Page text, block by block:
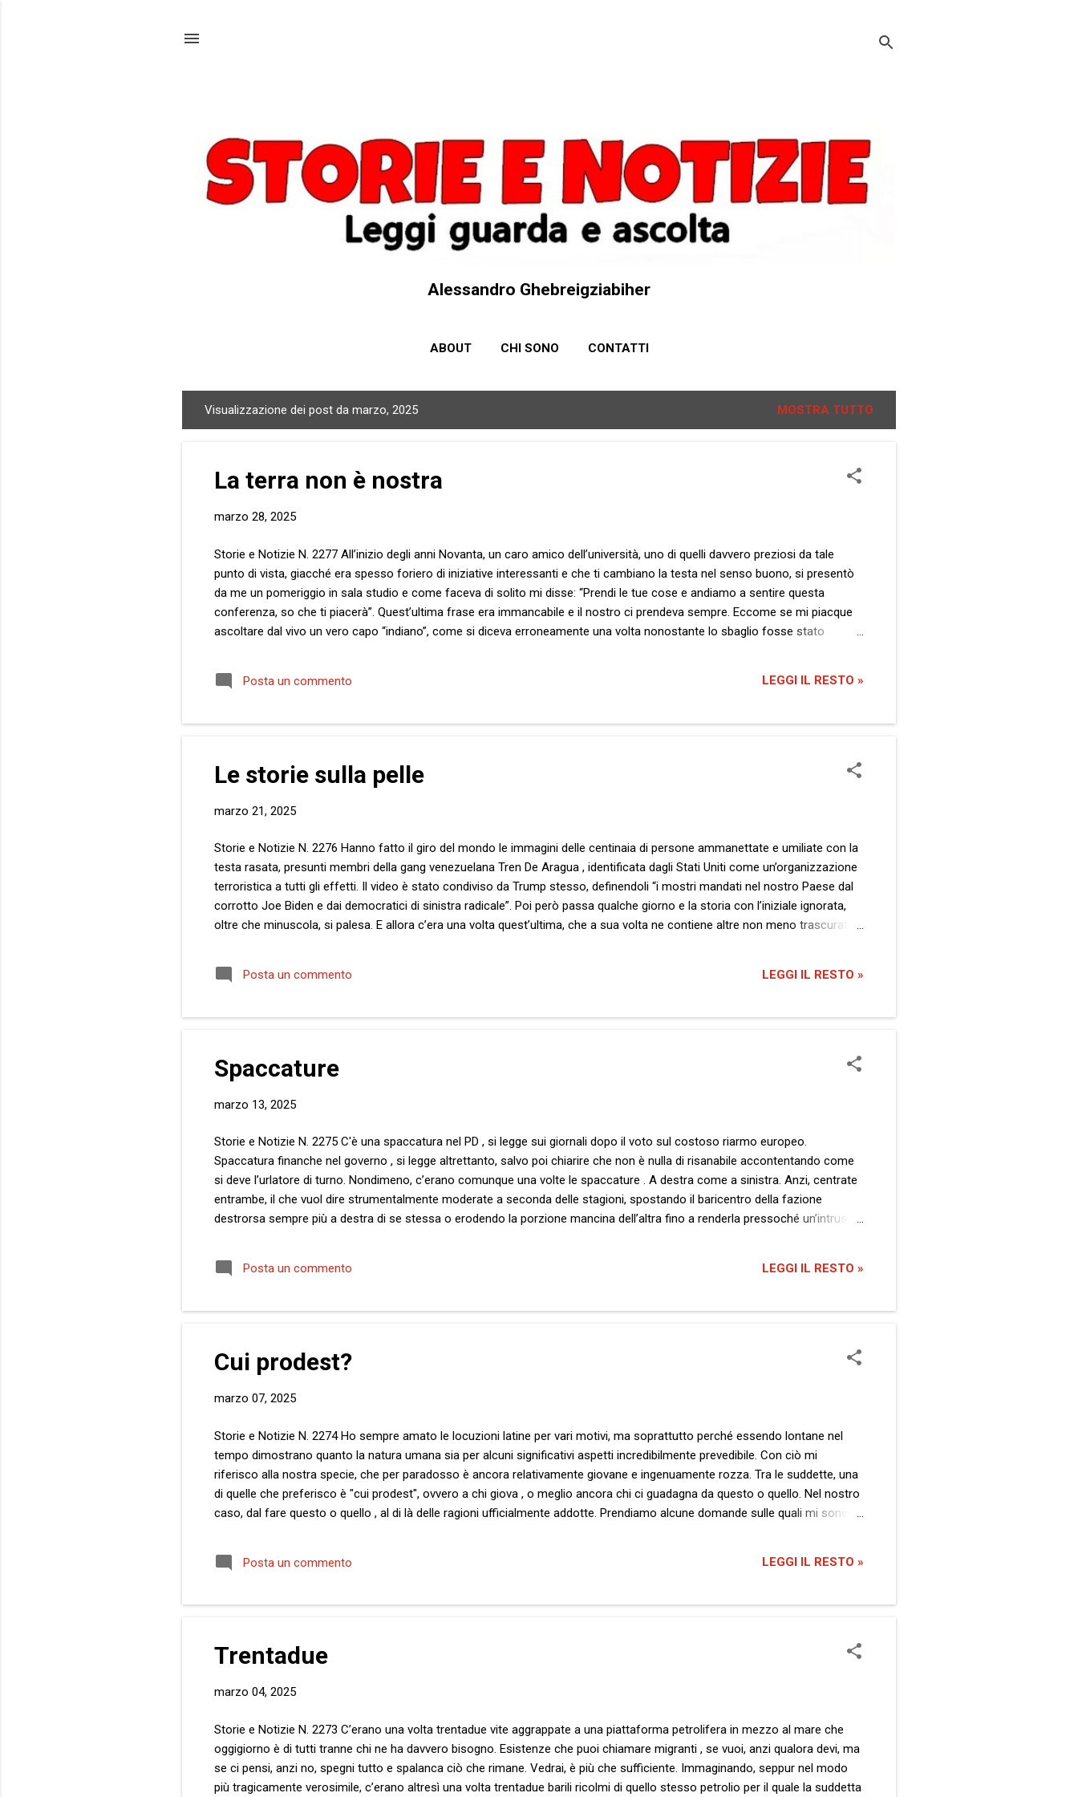
Alessandro Ghebreigziabiher
ABOUT CHI SONO CONTATTI
Visualizzazione dei post da marzo, 2025 MOSTRA TUTTO
La terra non è nostra
marzo 28, 2025
Storie e Notizie N. 2277 All’inizio degli anni Novanta, un caro amico dell’università, uno di quelli davvero preziosi da tale
punto di vista, giacché era spesso foriero di iniziative interessanti e che ti cambiano la testa nel senso buono, si presentò
da me un pomeriggio in sala studio e come faceva di solito mi disse: “Prendi le tue cose e andiamo a sentire questa
conferenza, so che ti piacerà”. Quest’ultima frase era immancabile e il nostro ci prendeva sempre. Eccome se mi piacque
ascoltare dal vivo un vero capo “indiano”, come si diceva erroneamente una volta nonostante lo sbaglio fosse stato
sollecitare istituzioni e opinione pubblica riguardo alla costruzione di un osservatorio astronomico sul Monte Graham in
Arizona, negli Stati Uniti. Per i nativi era ed è ancora oggi un luogo sacro e lo stesso indignato messaggero venuto da
Posta un commento LEGGI IL RESTO »
Le storie sulla pelle
marzo 21, 2025
Storie e Notizie N. 2276 Hanno fatto il giro del mondo le immagini delle centinaia di persone ammanettate e umiliate con la
testa rasata, presunti membri della gang venezuelana Tren De Aragua , identificata dagli Stati Uniti come un’organizzazione
terroristica a tutti gli effetti. Il video è stato condiviso da Trump stesso, definendoli “i mostri mandati nel nostro Paese dal
corrotto Joe Biden e dai democratici di sinistra radicale”. Poi però passa qualche giorno e la storia con l’iniziale ignorata,
oltre che minuscola, si palesa. E allora c’era una volta quest’ultima, che a sua volta ne contiene altre non meno trascurate,
pelle con la tonalità della carnagione, la più ingiusta tra le umane maledizioni, e talvolta narrata letteralmente con un
tatuaggio, che per molti, come probabilmente il sottoscritto, è solo un vezzo di natura estetica per sembrare più giovane
Posta un commento LEGGI IL RESTO »
Spaccature
marzo 13, 2025
Storie e Notizie N. 2275 C'è una spaccatura nel PD , si legge sui giornali dopo il voto sul costoso riarmo europeo.
Spaccatura finanche nel governo , si legge altrettanto, salvo poi chiarire che non è nulla di risanabile accontentando come
si deve l’urlatore di turno. Nondimeno, c’erano comunque una volte le spaccature . A destra come a sinistra. Anzi, centrate
entrambe, il che vuol dire strumentalmente moderate a seconda delle stagioni, spostando il baricentro della fazione
destrorsa sempre più a destra di se stessa o erodendo la porzione mancina dell’altra fino a renderla pressoché un’intrusa.
ancora dagli avversari “le sinistre”– in modo concedetemi ormai grottesco –, le suddette fratture sono assai più numerose
e profonde, giacché risalgono a tempi non sospetti. Perché prima di tutto, la più profonda tra esse è con la Storia con
Posta un commento LEGGI IL RESTO »
Cui prodest?
marzo 07, 2025
Storie e Notizie N. 2274 Ho sempre amato le locuzioni latine per vari motivi, ma soprattutto perché essendo lontane nel
tempo dimostrano quanto la natura umana sia per alcuni significativi aspetti incredibilmente prevedibile. Con ciò mi
riferisco alla nostra specie, che per paradosso è ancora relativamente giovane e ingenuamente rozza. Tra le suddette, una
di quelle che preferisco è "cui prodest", ovvero a chi giova , o meglio ancora chi ci guadagna da questo o quello. Nel nostro
caso, dal fare questo o quello , al di là delle ragioni ufficialmente addotte. Prendiamo alcune domande sulle quali mi sono
dei suoi abitanti, ulteriore sostegno al controverso leader israeliano e ormai palese vicinanza strategica con gli interessi di
Putin? Perché vuole evitare la terza guerra mondiale come ha detto pubblicamente a Zelensky? Perché l’Unione Europea
Posta un commento LEGGI IL RESTO »
Trentadue
marzo 04, 2025
Storie e Notizie N. 2273 C’erano una volta trentadue vite aggrappate a una piattaforma petrolifera in mezzo al mare che
oggigiorno è di tutti tranne chi ne ha davvero bisogno. Esistenze che puoi chiamare migranti , se vuoi, anzi qualora devi, ma
se ci pensi, anzi no, spegni tutto e spalanca ciò che rimane. Vedrai, è più che sufficiente. Immaginando, seppur nel modo
più tragicamente verosimile, c’erano altresì una volta trentadue barili ricolmi di quello stesso petrolio per il quale la suddetta